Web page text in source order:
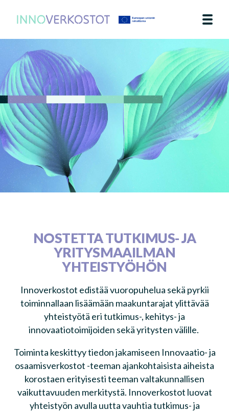
AJANKOHTAISTA
TEEMA
YHTEYSTIEDOT
IN ENGLISH
NOSTETTA TUTKIMUS- JA
YRITYSMAAILMAN
YHTEISTYÖHÖN
Innoverkostot edistää vuoropuhelua sekä pyrkii
toiminnallaan lisäämään maakuntarajat ylittävää
yhteistyötä eri tutkimus-, kehitys- ja
innovaatiotoimijoiden sekä yritysten välille.
Toiminta keskittyy tiedon jakamiseen Innovaatio- ja
osaamisverkostot -teeman ajankohtaisista aiheista
korostaen erityisesti teeman valtakunnallisen
vaikuttavuuden merkitystä. Innoverkostot luovat
yhteistyön avulla uutta vauhtia tutkimus- ja